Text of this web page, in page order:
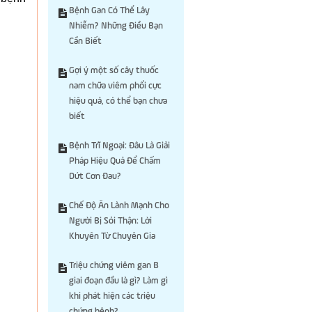
Bệnh Gan Có Thể Lây
Nhiễm? Những Điều Bạn
Cần Biết
Gợi ý một số cây thuốc
nam chữa viêm phổi cực
hiệu quả, có thể bạn chưa
biết
Bệnh Trĩ Ngoại: Đâu Là Giải
Pháp Hiệu Quả Để Chấm
Dứt Cơn Đau?
Chế Độ Ăn Lành Mạnh Cho
Người Bị Sỏi Thận: Lời
Khuyên Từ Chuyên Gia
Triệu chứng viêm gan B
giai đoạn đầu là gì? Làm gì
khi phát hiện các triệu